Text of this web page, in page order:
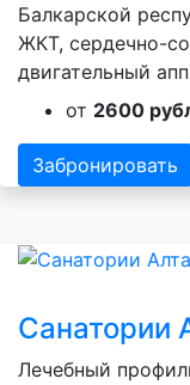
Балкарской
ЖКТ, сердечно-
двигательный
от 2600
Забронировать
Санатории
Лечебный